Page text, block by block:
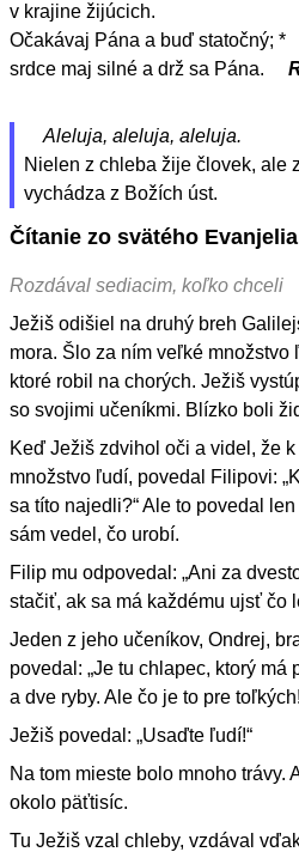
v krajine žijúcich.
Očakávaj Pána a buď statočný; *
srdce maj silné a drž sa Pána.
Aleluja, aleluja, aleluja.
Nielen z chleba žije človek, ale
vychádza z Božích úst.
Čítanie zo svätého
Rozdával sediacim, koľko chceli
Ježiš odišiel na druhý breh
mora. Šlo za ním veľké
ktoré robil na chorých. Ježiš
so svojimi učeníkmi. Blízko boli
Keď Ježiš zdvihol oči a videl, že
množstvo ľudí, povedal Filipovi:
sa títo najedli?“ Ale to povedal
sám vedel, čo urobí.
Filip mu odpovedal: „Ani za
stačiť, ak sa má každému ujsť čo
Jeden z jeho učeníkov, Ondrej,
povedal: „Je tu chlapec, ktorý
a dve ryby. Ale čo je to pre
Ježiš povedal: „Usaďte ľudí!“
Na tom mieste bolo mnoho trávy.
okolo päťtisíc.
Tu Ježiš vzal chleby, vzdával